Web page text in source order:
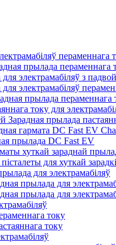
пераменнага
прылада пераменнага
электрамабіляў з
электрамабіляў
прылада пераменнага
току для
прылада
гармата DC Fast EV
прылада DC Fast EV
хуткай зараднай
для хуткай
для электрамабіляў
прылада для
прылада для
току
току